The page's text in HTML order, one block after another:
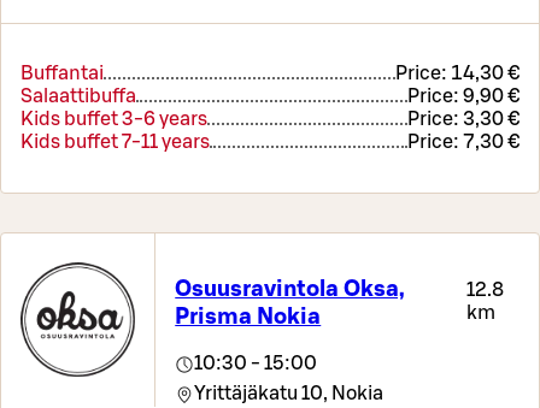
Buffantai Price: 14,30 €
Salaattibuffa
Price: 9,90 €
Kids buffet 3-6 years
Price: 3,30 €
Kids buffet 7-11 years
Price: 7,30 €
Osuusravintola Oksa,
Prisma Nokia
12.8
km
10:30 - 15:00
Yrittäjäkatu 10, Nokia